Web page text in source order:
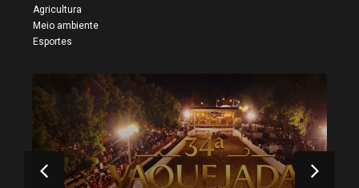
Agricultura
Meio ambiente
Esportes